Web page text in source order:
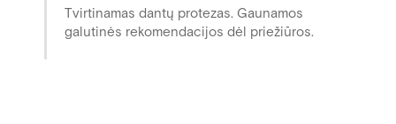
Tvirtinamas dantų protezas. Gaunamos
galutinės rekomendacijos dėl priežiūros.